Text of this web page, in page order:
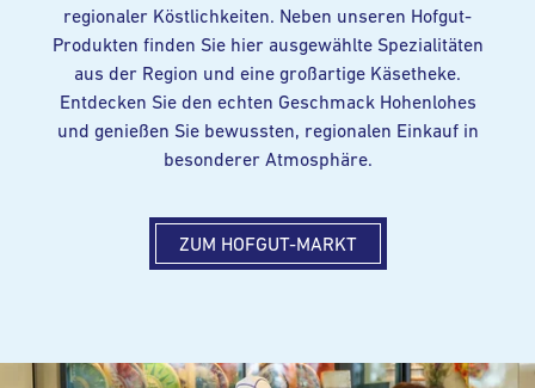
regionaler Köstlichkeiten. Neben unseren Hofgut-
Produkten finden Sie hier ausgewählte Spezialitäten
aus der Region und eine großartige Käsetheke.
Entdecken Sie den echten Geschmack Hohenlohes
und genießen Sie bewussten, regionalen Einkauf in
besonderer Atmosphäre.
ZUM HOFGUT-MARKT